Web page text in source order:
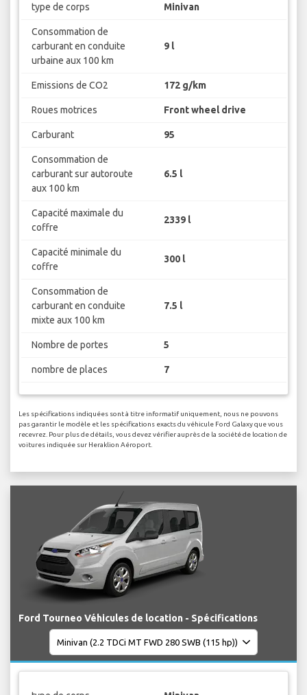
type de corps Minivan
Consommation de
carburant en conduite
urbaine aux 100 km
9 l
Emissions de CO2 172 g/km
Roues motrices Front wheel drive
Carburant 95
Consommation de
carburant sur autoroute
aux 100 km
6.5 l
Capacité maximale du
coffre
2339 l
Capacité minimale du
coffre
300 l
Consommation de
carburant en conduite
mixte aux 100 km
7.5 l
Nombre de portes 5
nombre de places 7
Les spécifications indiquées sont à titre informatif uniquement, nous ne pouvons
pas garantir le modèle et les spécifications exacts du véhicule Ford Galaxy que vous
recevrez. Pour plus de détails, vous devez vérifier auprès de la société de location de
voitures indiquée sur Heraklion Aéroport.
Ford Tourneo Véhicules de location - Spécifications